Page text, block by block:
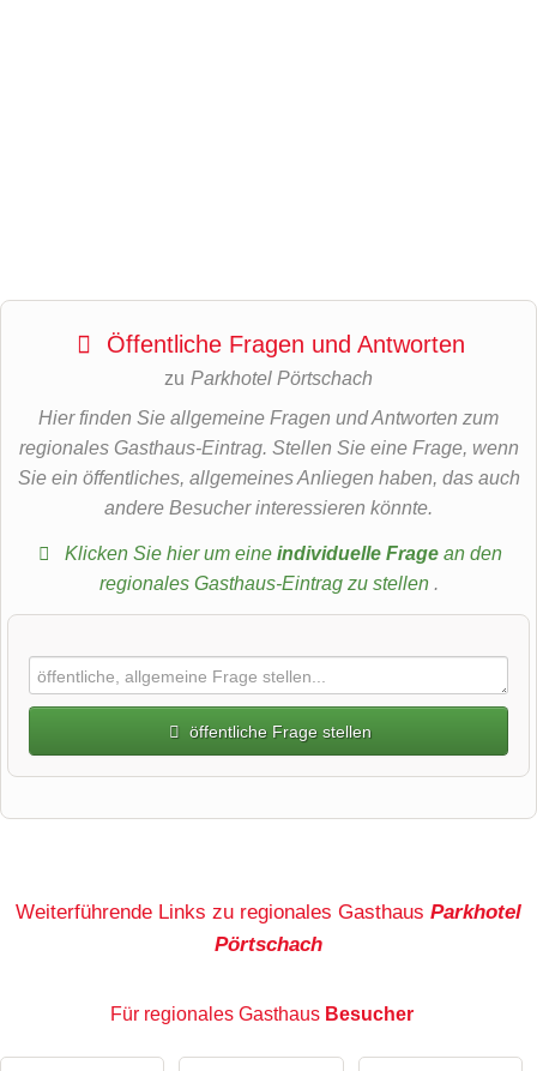
Öffentliche Fragen und Antworten
zu Parkhotel Pörtschach
Hier finden Sie allgemeine Fragen und Antworten zum
regionales Gasthaus-Eintrag. Stellen Sie eine Frage, wenn
Sie ein öffentliches, allgemeines Anliegen haben, das auch
andere Besucher interessieren könnte.
Klicken Sie hier um eine individuelle Fragean den
regionales Gasthaus-Eintrag zu stellen .
öffentliche Frage stellen
Weiterführende Links zu regionales Gasthaus Parkhotel
Pörtschach
Für regionales Gasthaus Besucher